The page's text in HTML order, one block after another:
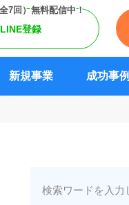
LINE登録
新規事業 成功事例